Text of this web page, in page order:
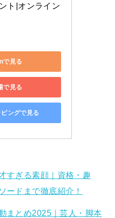
ト|オンライン
で見る
で見る
ングで見る
すぎる素顔｜資格・趣
ードまで徹底紹介！
まとめ2025｜芸人・脚本